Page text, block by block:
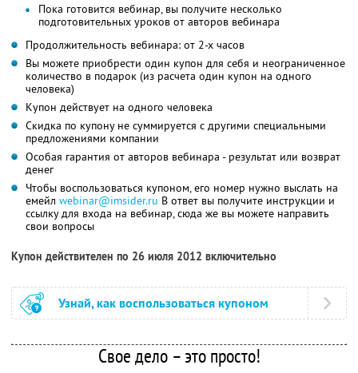
Пока готовится вебинар, вы получите несколько
подготовительных уроков от авторов вебинара
Продолжительность вебинара: от 2-х часов
Вы можете приобрести один купон для себя и неограниченное
количество в подарок (из расчета один купон на одного
человека)
Купон действует на одного человека
Скидка по купону не суммируется с другими специальными
предложениями компании
Особая гарантия от авторов вебинара - результат или возврат
денег
Чтобы воспользоваться купоном, его номер нужно выслать на
емейл webinar@imsider.ru В ответ вы получите инструкции и
ссылку для входа на вебинар, сюда же вы можете направить
свои вопросы
Купон действителен по 26 июля 2012 включительно
Узнай, как воспользоваться купоном
Свое дело – это просто!